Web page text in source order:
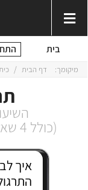
בית
איך
מיקומך: דף הבית /